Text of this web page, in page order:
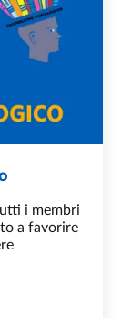
i membri
a favorire